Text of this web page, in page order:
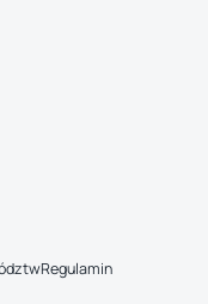
Regulamin